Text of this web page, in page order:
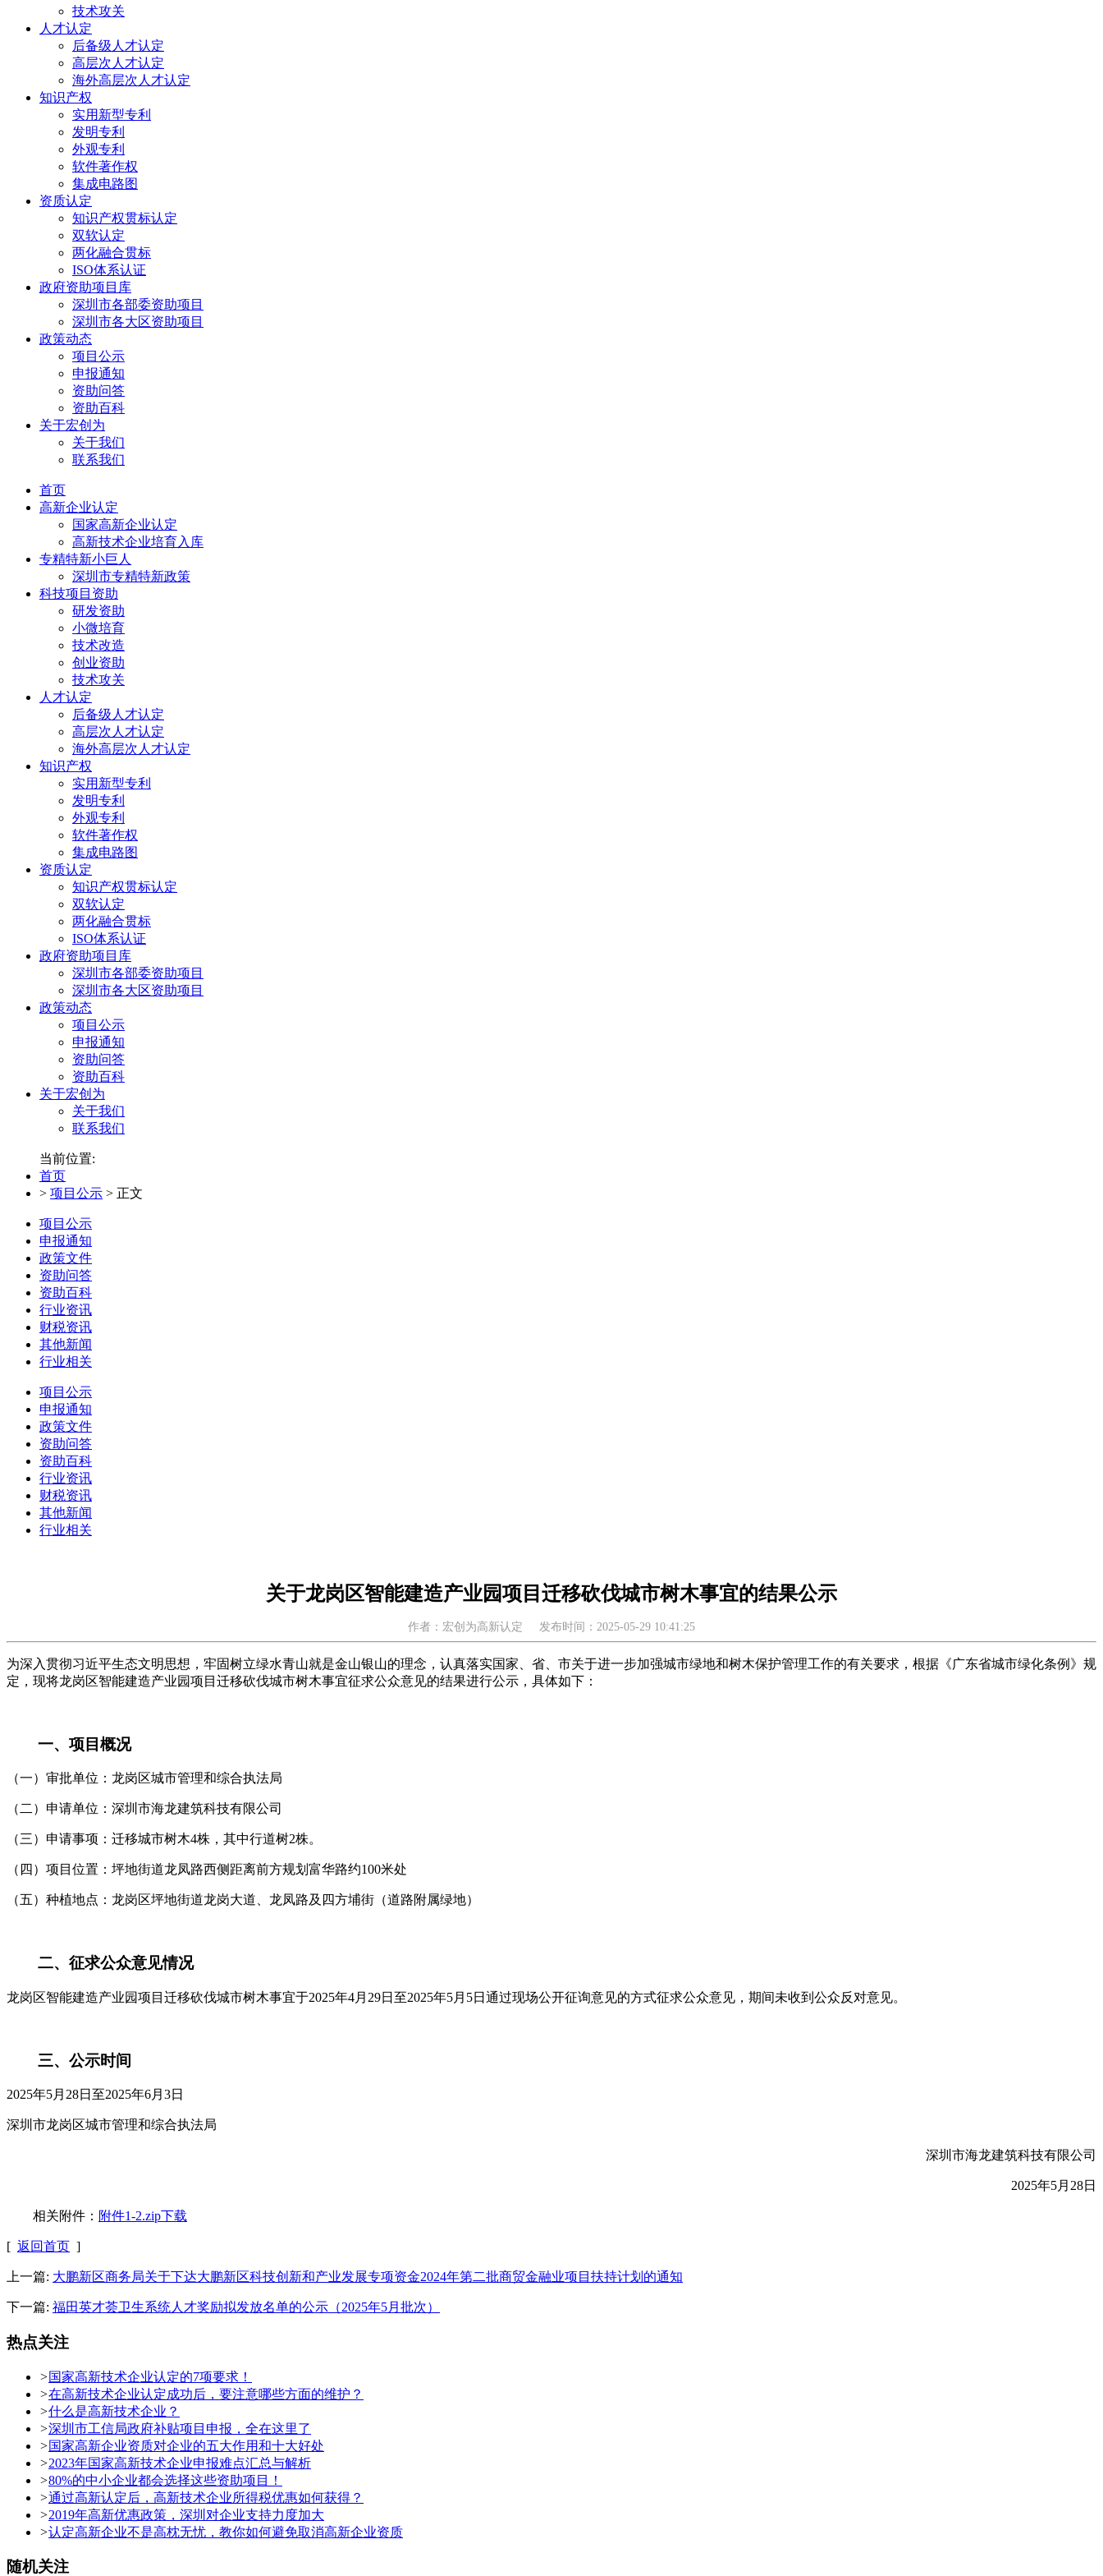
技术攻关
人才认定
后备级人才认定
高层次人才认定
海外高层次人才认定
知识产权
实用新型专利
发明专利
外观专利
软件著作权
集成电路图
资质认定
知识产权贯标认定
双软认定
两化融合贯标
ISO体系认证
政府资助项目库
深圳市各部委资助项目
深圳市各大区资助项目
政策动态
项目公示
申报通知
资助问答
资助百科
关于宏创为
关于我们
联系我们
首页
高新企业认定
国家高新企业认定
高新技术企业培育入库
专精特新小巨人
深圳市专精特新政策
科技项目资助
研发资助
小微培育
技术改造
创业资助
技术攻关
人才认定
后备级人才认定
高层次人才认定
海外高层次人才认定
知识产权
实用新型专利
发明专利
外观专利
软件著作权
集成电路图
资质认定
知识产权贯标认定
双软认定
两化融合贯标
ISO体系认证
政府资助项目库
深圳市各部委资助项目
深圳市各大区资助项目
政策动态
项目公示
申报通知
资助问答
资助百科
关于宏创为
关于我们
联系我们
当前位置:
首页
> 项目公示 > 正文
项目公示
申报通知
政策文件
资助问答
资助百科
行业资讯
财税资讯
其他新闻
行业相关
项目公示
申报通知
政策文件
资助问答
资助百科
行业资讯
财税资讯
其他新闻
行业相关
关于龙岗区智能建造产业园项目迁移砍伐城市树木事宜的结果公示
作者：宏创为高新认定 发布时间：2025-05-29 10:41:25
为深入贯彻习近平生态文明思想，牢固树立绿水青山就是金山银山的理念，认真落实国家、省、市关于进一步加强城市绿地和树木保护管理工作的有关要求，根据《广东省城市绿化条例》规
定，现将龙岗区智能建造产业园项目迁移砍伐城市树木事宜征求公众意见的结果进行公示，具体如下：
一、项目概况
（一）审批单位：龙岗区城市管理和综合执法局
（二）申请单位：深圳市海龙建筑科技有限公司
（三）申请事项：迁移城市树木4株，其中行道树2株。
（四）项目位置：坪地街道龙凤路西侧距离前方规划富华路约100米处
（五）种植地点：龙岗区坪地街道龙岗大道、龙凤路及四方埔街（道路附属绿地）
二、征求公众意见情况
龙岗区智能建造产业园项目迁移砍伐城市树木事宜于2025年4月29日至2025年5月5日通过现场公开征询意见的方式征求公众意见，期间未收到公众反对意见。
三、公示时间
2025年5月28日至2025年6月3日
深圳市龙岗区城市管理和综合执法局
深圳市海龙建筑科技有限公司
2025年5月28日
相关附件： 附件1-2.zip下载
[ 返回首页 ]
上一篇: 大鹏新区商务局关于下达大鹏新区科技创新和产业发展专项资金2024年第二批商贸金融业项目扶持计划的通知
下一篇: 福田英才荟卫生系统人才奖励拟发放名单的公示（2025年5月批次）
热点关注
>国家高新技术企业认定的7项要求！
>在高新技术企业认定成功后，要注意哪些方面的维护？
>什么是高新技术企业？
>深圳市工信局政府补贴项目申报，全在这里了
>国家高新企业资质对企业的五大作用和十大好处
>2023年国家高新技术企业申报难点汇总与解析
>80%的中小企业都会选择这些资助项目！
>通过高新认定后，高新技术企业所得税优惠如何获得？
>2019年高新优惠政策，深圳对企业支持力度加大
>认定高新企业不是高枕无忧，教你如何避免取消高新企业资质
随机关注